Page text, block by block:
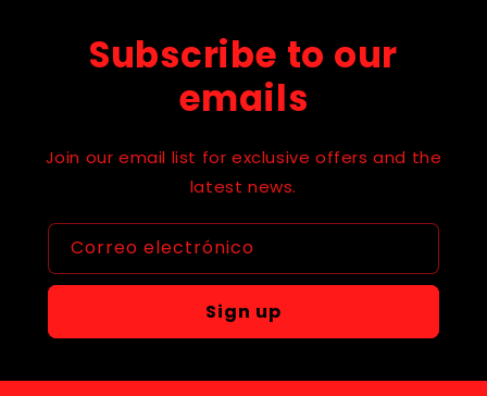
Subscribe to our
emails
Join our email list for exclusive offers and the
latest news.
Correo electrónico
Sign up